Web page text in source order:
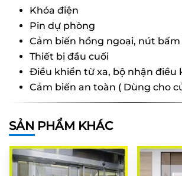
Khóa điện
Pin dự phòng
Cảm biến hồng ngoại, nút bấm
Thiết bị đầu cuối
Điều khiển từ xa, bộ nhận điều
Cảm biến an toàn ( Dùng cho
SẢN PHẨM KHÁC